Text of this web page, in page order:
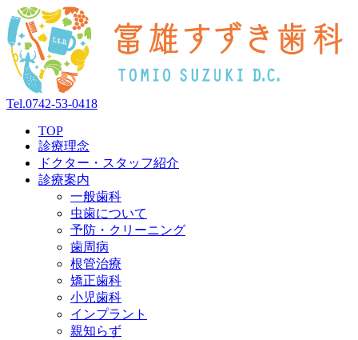
Tel.0742-53-0418
TOP
診療理念
ドクター・スタッフ紹介
診療案内
一般歯科
虫歯について
予防・クリーニング
歯周病
根管治療
矯正歯科
小児歯科
インプラント
親知らず